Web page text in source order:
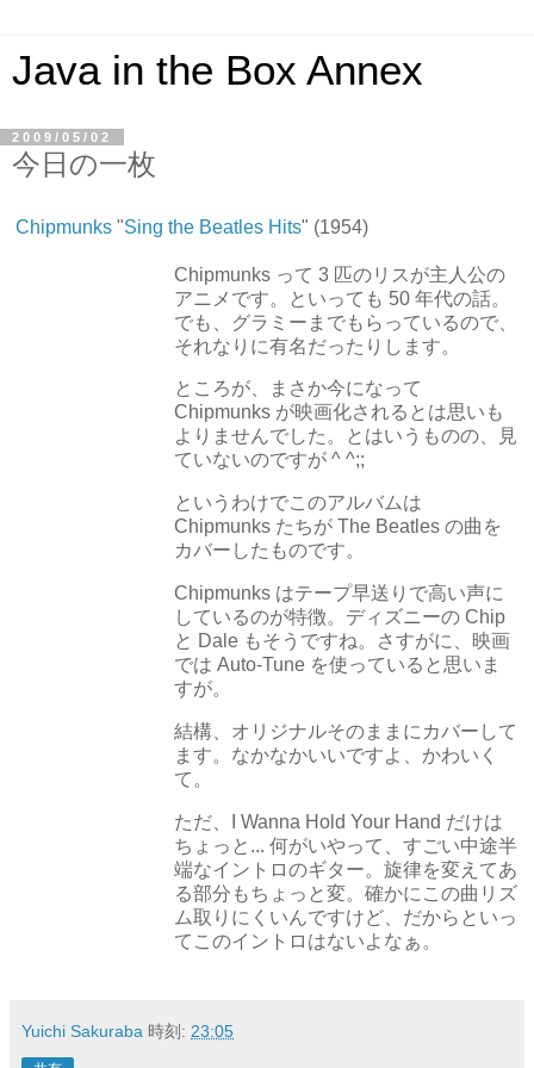
Java in the Box Annex
2009/05/02
今日の一枚
Chipmunks "Sing the Beatles Hits" (1954)
Chipmunks って 3 匹のリスが主人公の
アニメです。といっても 50 年代の話。
でも、グラミーまでもらっているので、
それなりに有名だったりします。
ところが、まさか今になって
Chipmunks が映画化されるとは思いも
よりませんでした。とはいうものの、見
ていないのですが ^ ^;;
というわけでこのアルバムは
Chipmunks たちが The Beatles の曲を
カバーしたものです。
Chipmunks はテープ早送りで高い声に
しているのが特徴。ディズニーの Chip
と Dale もそうですね。さすがに、映画
では Auto-Tune を使っていると思いま
すが。
結構、オリジナルそのままにカバーして
ます。なかなかいいですよ、かわいく
て。
ただ、I Wanna Hold Your Hand だけは
ちょっと... 何がいやって、すごい中途半
端なイントロのギター。旋律を変えてあ
る部分もちょっと変。確かにこの曲リズ
ム取りにくいんですけど、だからといっ
てこのイントロはないよなぁ。
Yuichi Sakuraba 時刻: 23:05